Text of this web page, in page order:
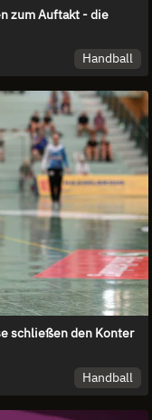
zum Auftakt - die
Handball
schließen den Konter
Handball